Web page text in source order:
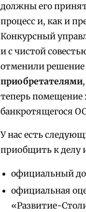
должны его
процесс и, как и
Конкурсный
и с чистой
отменили решение
приобретателями
теперь помещение
банкротящегося
У нас есть
приобщить к делу
официальный
официальная
«Развитие-